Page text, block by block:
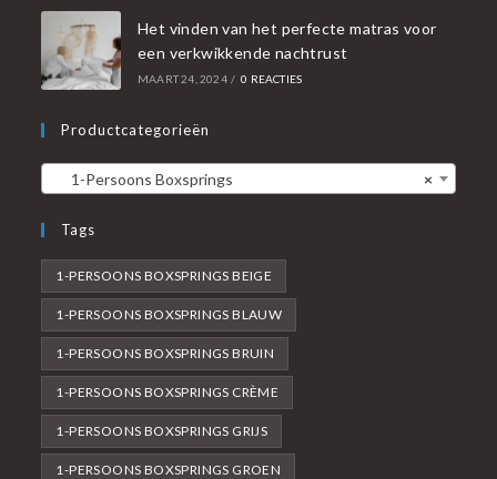
Het vinden van het perfecte matras voor
een verkwikkende nachtrust
MAART 24, 2024 / 0 REACTIES
Productcategorieën
×
1-Persoons Boxsprings
Tags
1-PERSOONS BOXSPRINGS BEIGE
1-PERSOONS BOXSPRINGS BLAUW
1-PERSOONS BOXSPRINGS BRUIN
1-PERSOONS BOXSPRINGS CRÈME
1-PERSOONS BOXSPRINGS GRIJS
1-PERSOONS BOXSPRINGS GROEN